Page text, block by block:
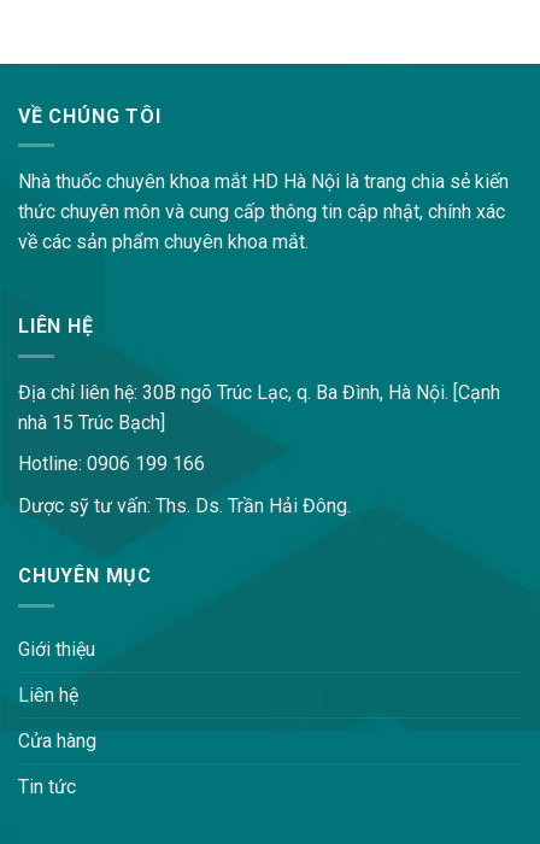
VỀ CHÚNG TÔI
Nhà thuốc chuyên khoa mắt HD Hà Nội là trang chia sẻ kiến
thức chuyên môn và cung cấp thông tin cập nhật, chính xác
về các sản phẩm chuyên khoa mắt.
LIÊN HỆ
Địa chỉ liên hệ: 30B ngõ Trúc Lạc, q. Ba Đình, Hà Nội. [Cạnh
nhà 15 Trúc Bạch]
Hotline: 0906 199 166
Dược sỹ tư vấn: Ths. Ds. Trần Hải Đông.
CHUYÊN MỤC
Giới thiệu
Liên hệ
Cửa hàng
Tin tức